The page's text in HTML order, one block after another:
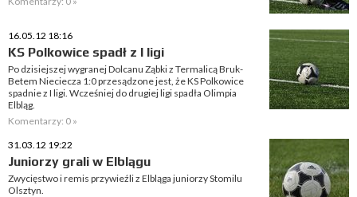
16.05.12 18:16
KS Polkowice spadł z I ligi
Po dzisiejszej wygranej Dolcanu Ząbki z Termalicą Bruk-
Betem Nieciecza 1:0 przesądzone jest, że KS Polkowice
spadnie z I ligi. Wcześniej do drugiej ligi spadła Olimpia
Elbląg.
Komentarzy: 0 »
31.03.12 19:22
Juniorzy grali w Elblągu
Zwycięstwo i remis przywieźli z Elbląga juniorzy Stomilu
Olsztyn.